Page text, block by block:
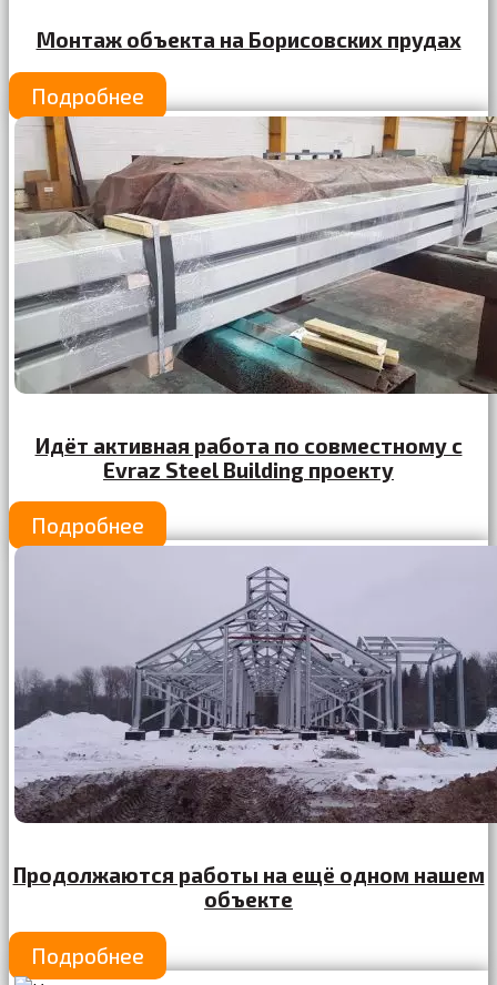
Монтаж объекта на Борисовских прудах
Подробнее
Идёт активная работа по совместному с
Evraz Steel Building проекту
Подробнее
Продолжаются работы на ещё одном нашем
объекте
Подробнее